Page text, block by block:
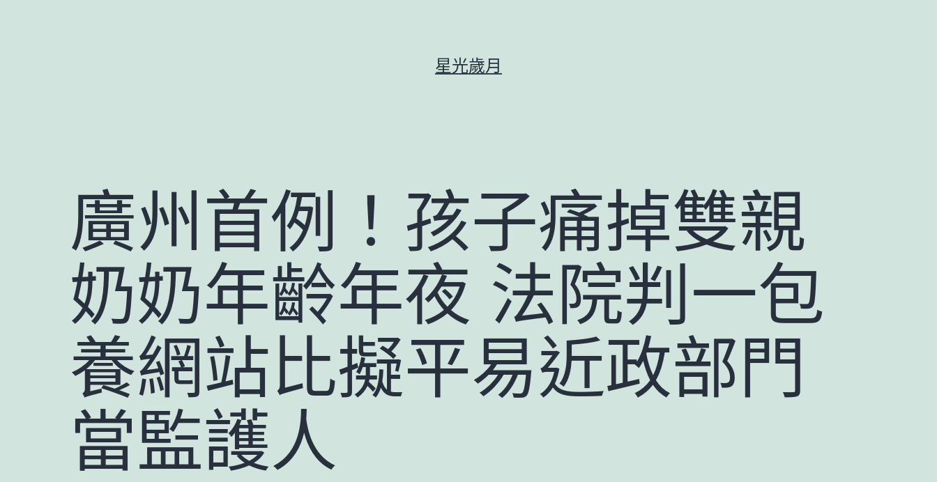
星光歲月
廣州首例！孩子痛掉雙親
奶奶年齡年夜 法院判一包
養網站比擬平易近政部門
當監護人